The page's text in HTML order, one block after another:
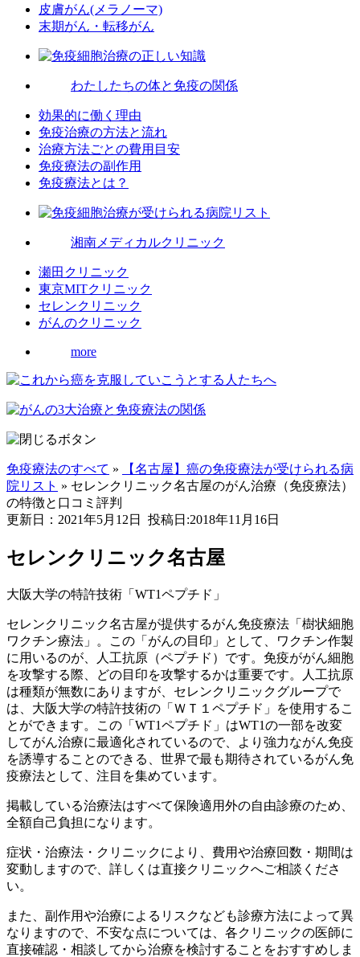
皮膚がん(メラノーマ)
末期がん・転移がん
わたしたちの体と免疫の関係
効果的に働く理由
免疫治療の方法と流れ
治療方法ごとの費用目安
免疫療法の副作用
免疫療法とは？
湘南メディカルクリニック
瀬田クリニック
東京MITクリニック
セレンクリニック
がんのクリニック
more
免疫療法のすべて »
【名古屋】癌の免疫療法が受けられる病
院リスト » セレンクリニック名古屋のがん治療（免疫療法）
の特徴と口コミ評判
更新日：2021年5月12日
投稿日:2018年11月16日
セレンクリニック名古屋
大阪大学の特許技術「WT1ペプチド」
セレンクリニック名古屋が提供するがん免疫療法「樹状細胞
ワクチン療法」。この「がんの目印」として、ワクチン作製
に用いるのが、人工抗原（ペプチド）です。免疫ががん細胞
を攻撃する際、どの目印を攻撃するかは重要です。人工抗原
は種類が無数にありますが、セレンクリニックグループで
は、大阪大学の特許技術の「ＷＴ１ペプチド」を使用するこ
とができます。この「WT1ペプチド」はWT1の一部を改変
してがん治療に最適化されているので、より強力ながん免疫
を誘導することのできる、世界で最も期待されているがん免
疫療法として、注目を集めています。
掲載している治療法はすべて保険適用外の自由診療のため、
全額自己負担になります。
症状・治療法・クリニックにより、費用や治療回数・期間は
変動しますので、詳しくは直接クリニックへご相談くださ
い。
また、副作用や治療によるリスクなども診療方法によって異
なりますので、不安な点については、各クリニックの医師に
直接確認・相談してから治療を検討することをおすすめしま